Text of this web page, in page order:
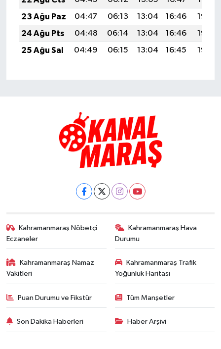
23 Ağu Paz
04:47 06:13 13:04 16:46
19:46
24 Ağu Pts
04:48 06:14 13:04 16:46
19:45
25 Ağu Sal
04:49 06:15 13:04 16:45 19:43
Kahramanmaraş Nöbetçi
Eczaneler
Kahramanmaraş Hava
Durumu
Kahramanmaraş Namaz
Vakitleri
Kahramanmaraş Trafik
Yoğunluk Haritası
Puan Durumu ve Fikstür Tüm Manşetler
Son Dakika Haberleri Haber Arşivi